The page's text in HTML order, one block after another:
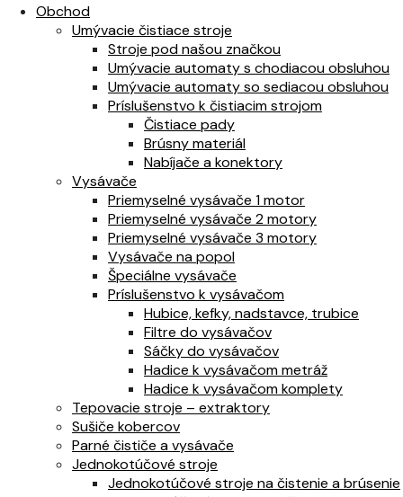
Obchod
Umývacie čistiace stroje
Stroje pod našou značkou
Umývacie automaty s chodiacou obsluhou
Umývacie automaty so sediacou obsluhou
Príslušenstvo k čistiacim strojom
Čistiace pady
Brúsny materiál
Nabíjače a konektory
Vysávače
Priemyselné vysávače 1 motor
Priemyselné vysávače 2 motory
Priemyselné vysávače 3 motory
Vysávače na popol
Špeciálne vysávače
Príslušenstvo k vysávačom
Hubice, kefky, nadstavce, trubice
Filtre do vysávačov
Sáčky do vysávačov
Hadice k vysávačom metráž
Hadice k vysávačom komplety
Tepovacie stroje – extraktory
Sušiče kobercov
Parné čističe a vysávače
Jednokotúčové stroje
Jednokotúčové stroje na čistenie a brúsenie